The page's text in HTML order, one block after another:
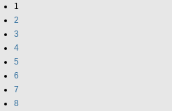
1
2
3
4
5
6
7
8